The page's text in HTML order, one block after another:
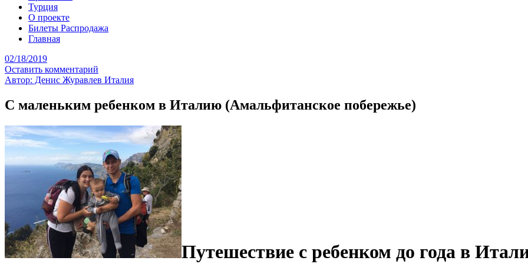
Турция
О проекте
Билеты Распродажа
Главная
02/18/2019
Оставить комментарий
Автор: Денис Журавлев Италия
С маленьким ребенком в Италию (Амальфитанское побережье)
Путешествие с ребенком до года в